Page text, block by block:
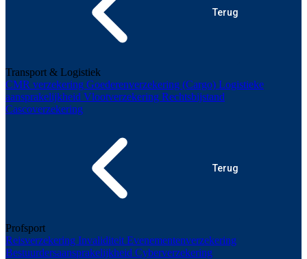
Terug
Transport & Logistiek
CMR verzekering Goederenverzekering (Cargo) Logistieke
aansprakelijkheid Vlootverzekering Rechtsbijstand
Cascoverzekering
Terug
Profsport
Reisverzekering Invaliditeit Evenementenverzekering
Bestuurdersaansprakelijkheid Cyberverzekering